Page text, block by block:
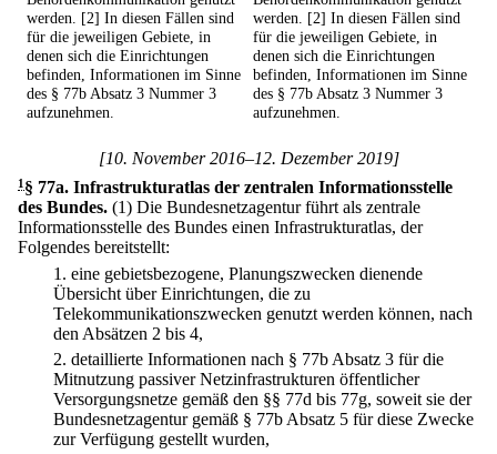
werden. [2] In diesen Fällen sind
für die jeweiligen Gebiete, in
denen sich die Einrichtungen
befinden, Informationen im Sinne
des § 77b Absatz 3 Nummer 3
aufzunehmen.
werden. [2] In diesen Fällen sind
für die jeweiligen Gebiete, in
denen sich die Einrichtungen
befinden, Informationen im Sinne
des § 77b Absatz 3 Nummer 3
aufzunehmen.
[10. November 2016–12. Dezember 2019]
1§ 77a. Infrastrukturatlas der zentralen Informationsstelle
des Bundes. (1) Die Bundesnetzagentur führt als zentrale
Informationsstelle des Bundes einen Infrastrukturatlas, der
Folgendes bereitstellt:
1. eine gebietsbezogene, Planungszwecken dienende
Übersicht über Einrichtungen, die zu
Telekommunikationszwecken genutzt werden können, nach
den Absätzen 2 bis 4,
2. detaillierte Informationen nach § 77b Absatz 3 für die
Mitnutzung passiver Netzinfrastrukturen öffentlicher
Versorgungsnetze gemäß den §§ 77d bis 77g, soweit sie der
Bundesnetzagentur gemäß § 77b Absatz 5 für diese Zwecke
zur Verfügung gestellt wurden,